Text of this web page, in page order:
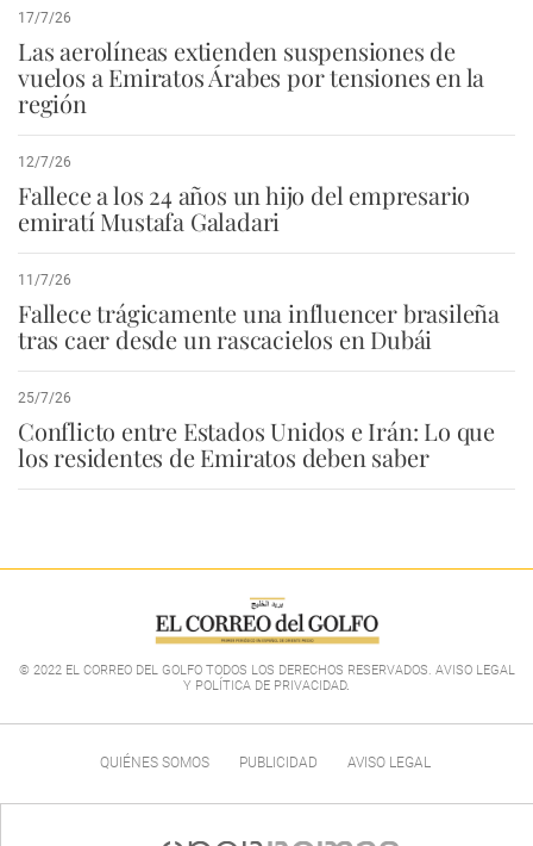
17/7/26
Las aerolíneas extienden suspensiones de
vuelos a Emiratos Árabes por tensiones en la
región
12/7/26
Fallece a los 24 años un hijo del empresario
emiratí Mustafa Galadari
11/7/26
Fallece trágicamente una influencer brasileña
tras caer desde un rascacielos en Dubái
25/7/26
Conflicto entre Estados Unidos e Irán: Lo que
los residentes de Emiratos deben saber
© 2022 EL CORREO DEL GOLFO TODOS LOS DERECHOS RESERVADOS. AVISO LEGAL
Y POLÍTICA DE PRIVACIDAD.
QUIÉNES SOMOS PUBLICIDAD AVISO LEGAL